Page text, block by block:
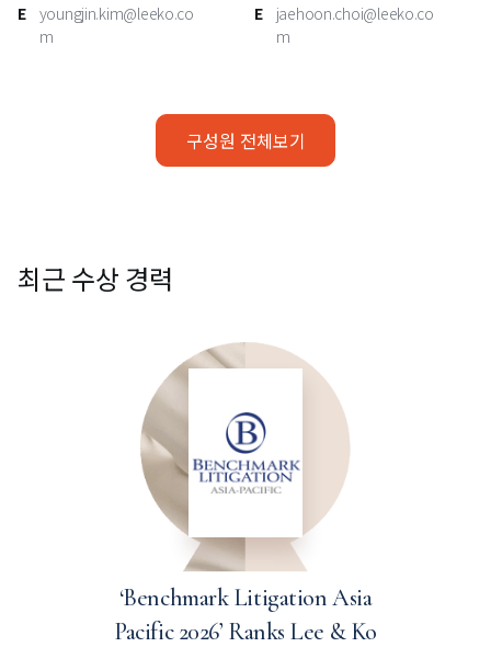
E
youngjin.kim@leeko.co
m
E
jaehoon.choi@leeko.co
m
구성원 전체보기
최근 수상 경력
‘Benchmark Litigation Asia
Pacific 2026’ Ranks Lee & Ko